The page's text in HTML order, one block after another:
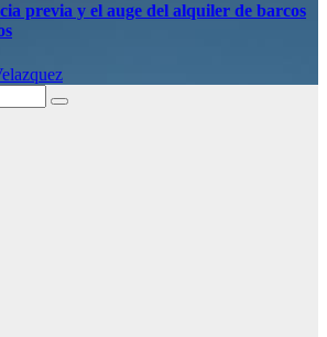
previa y el auge del alquiler de barcos